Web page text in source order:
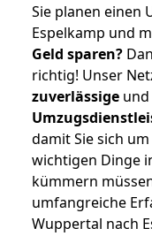
Sie planen einen
Espelkamp und
Geld sparen?
richtig! Unser
zuverlässige und
damit Sie sich
wichtigen Dinge
kümmern
umfangreiche
Wuppertal nach